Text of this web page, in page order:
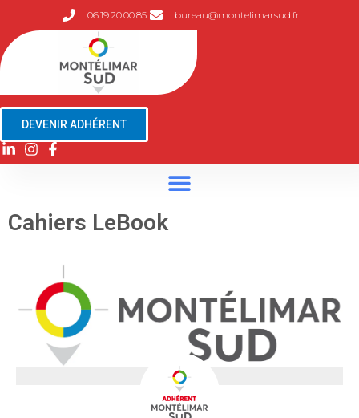
06.19.20.00.85 bureau@montelimarsud.fr
DEVENIR ADHÉRENT
Cahiers LeBook